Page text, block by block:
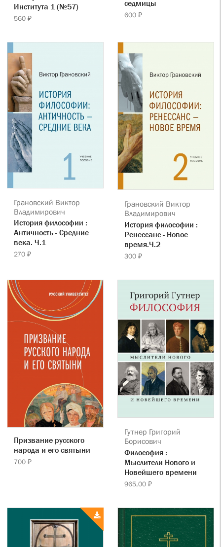
Института 1 (№57)
560 ₽
седмицы
600 ₽
Грановский Виктор
Владимирович
История философии :
Античность - Средние
века. Ч.1
270 ₽
Грановский Виктор
Владимирович
История философии :
Ренессанс - Новое
время.Ч.2
300 ₽
Призвание русского
народа и его святыни
700 ₽
Гутнер Григорий
Борисович
Философия :
Мыслители Нового и
Новейшего времени
965,00 ₽